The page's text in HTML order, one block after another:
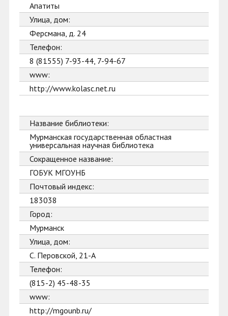
Апатиты
Улица, дом:
Ферсмана, д. 24
Телефон:
8 (81555) 7-93-44, 7-94-67
www:
http://www.kolasc.net.ru
Название библиотеки:
Мурманская государственная областная
универсальная научная библиотека
Сокращенное название:
ГОБУК МГОУНБ
Почтовый индекс:
183038
Город:
Мурманск
Улица, дом:
С. Перовской, 21-А
Телефон:
(815-2) 45-48-35
www:
http://mgounb.ru/